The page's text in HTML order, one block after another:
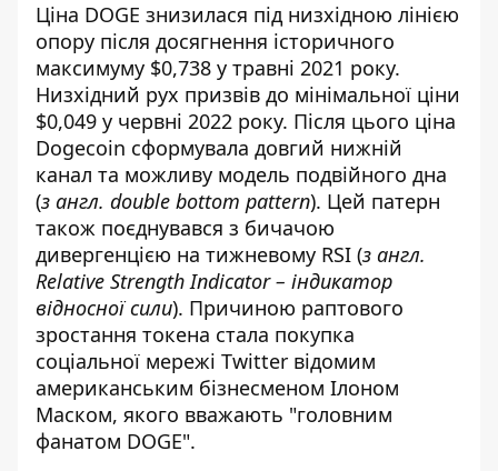
Ціна DOGE знизилася під низхідною лінією
опору після досягнення історичного
максимуму $0,738 у травні 2021 року.
Низхідний рух призвів до мінімальної ціни
$0,049 у червні 2022 року. Після цього ціна
Dogecoin сформувала довгий нижній
канал та можливу модель подвійного дна
(з англ. double bottom pattern). Цей патерн
також поєднувався з бичачою
дивергенцією на тижневому RSI (з англ.
Relative Strength Indicator – індикатор
відносної сили). Причиною раптового
зростання токена стала покупка
соціальної мережі Twitter відомим
американським бізнесменом Ілоном
Маском, якого вважають "головним
фанатом DOGE".